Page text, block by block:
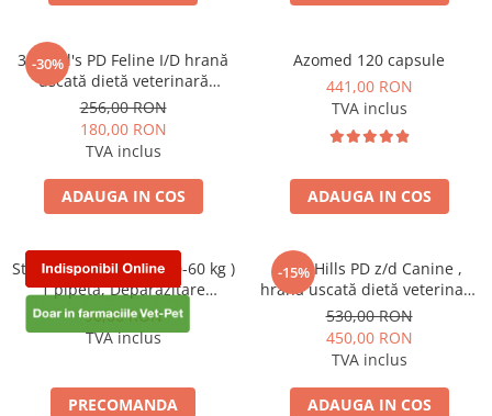
-30%
3kg Hill's PD Feline I/D hrană
uscată dietă veterinară
pentru pisici cu probleme
digestive
256,00 RON
180,00 RON
TVA inclus
ADAUGA IN COS
Azomed 120 capsule
441,00 RON
TVA inclus
ADAUGA IN COS
Stronghold 360 mg ( 40-60 kg )
1 pipetă, Deparazitare
externa si interna pentru
caini
90,00 RON
TVA inclus
PRECOMANDA
-15%
10kg Hills PD z/d Canine ,
hrană uscată dietă veterinară
hipoalergenică pentru câini
530,00 RON
450,00 RON
TVA inclus
ADAUGA IN COS